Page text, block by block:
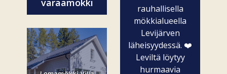
varaamokki
rauhallisella
mökkialueella
Levijärven
läheisyydessä. ❤️
Leviltä löytyy
hurmaavia